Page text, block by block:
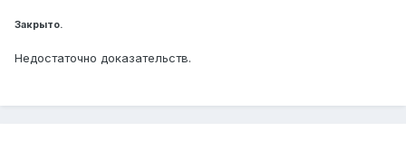
Закрыто.
Недостаточно доказательств.